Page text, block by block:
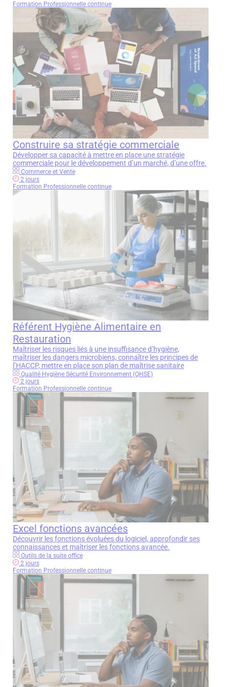
Formation Professionnelle continue
Construire sa stratégie commerciale
Développer sa capacité à mettre en place une stratégie
commerciale pour le développement d’un marché, d’une offre.
Commerce et Vente
2 jours
Formation Professionnelle continue
Référent Hygiène Alimentaire en
Restauration
Maîtriser les risques liés à une insuffisance d’hygiène,
maîtriser les dangers microbiens, connaître les principes de
l’HACCP, mettre en place son plan de maîtrise sanitaire
Qualité Hygiène Sécurité Environnement (QHSE)
2 jours
Formation Professionnelle continue
Excel fonctions avancées
Découvrir les fonctions évoluées du logiciel, approfondir ses
connaissances et maîtriser les fonctions avancée.
Outils de la suite office
2 jours
Formation Professionnelle continue
Remplissez le formulaire
pour télécharger la fiche
Écrivez-nous